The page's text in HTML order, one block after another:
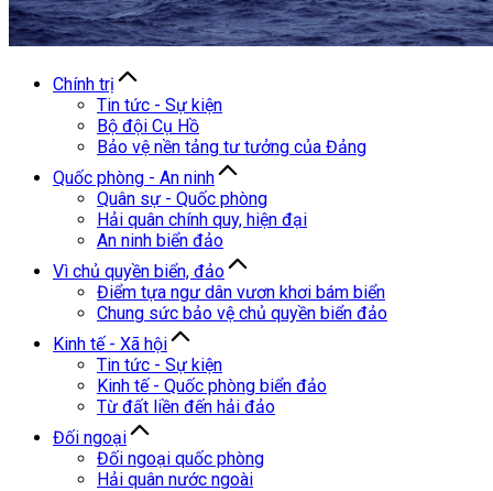
Chính trị
Tin tức - Sự kiện
Bộ đội Cụ Hồ
Bảo vệ nền tảng tư tưởng của Đảng
Quốc phòng - An ninh
Quân sự - Quốc phòng
Hải quân chính quy, hiện đại
An ninh biển đảo
Vì chủ quyền biển, đảo
Điểm tựa ngư dân vươn khơi bám biển
Chung sức bảo vệ chủ quyền biển đảo
Kinh tế - Xã hội
Tin tức - Sự kiện
Kinh tế - Quốc phòng biển đảo
Từ đất liền đến hải đảo
Đối ngoại
Đối ngoại quốc phòng
Hải quân nước ngoài